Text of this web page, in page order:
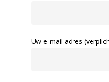
Uw e-mail adres